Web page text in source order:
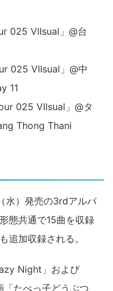
025 VIIsual」@台
025 VIIsual」@中
11
025 VIIsual」@タ
Thong Thani
水）発売の3rdアルバ
態共通で15曲を収録
追加収録される。
Night」および
「たべっ子どうぶつ